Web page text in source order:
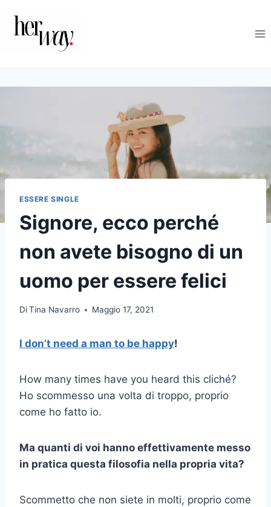
contenuto
ESSERE SINGLE
Signore, ecco perché
non avete bisogno di un
uomo per essere felici
DiTina Navarro Maggio 17, 2021
I don’t need a man to be happy!
How many times have you heard this cliché?
Ho scommesso una volta di troppo, proprio
come ho fatto io.
Ma quanti di voi hanno effettivamente messo
in pratica questa filosofia nella propria vita?
Scommetto che non siete in molti, proprio come